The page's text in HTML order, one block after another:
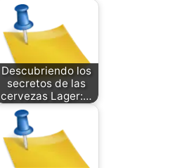
Descubriendo los
secretos de las
cervezas Lager:…